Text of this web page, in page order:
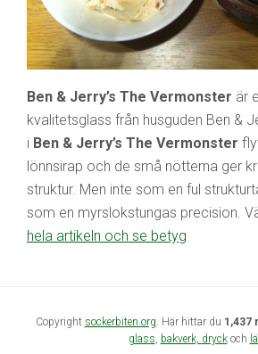
Ben & Jerry’s The Vermonster är
kvalitetsglass från husguden Ben &
i Ben & Jerry’s The Vermonster
lönnsirap och de små nötterna ger
struktur. Men inte som en ful
som en myrslokstungas precision.
hela artikeln och se betyg
Copyright sockerbiten.org. Här hittar du 1,437
glass, bakverk, dryckoch